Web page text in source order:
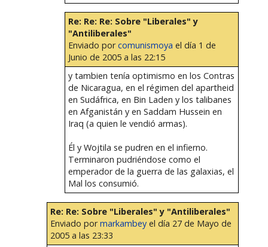
Re: Re: Re: Sobre "Liberales" y
"Antiliberales"
Enviado porcomunismoya el día 1 de
Junio de 2005 a las 22:15
y tambien tenía optimismo en los Contras
de Nicaragua, en el régimen del apartheid
en Sudáfrica, en Bin Laden y los talibanes
en Afganistán y en Saddam Hussein en
Iraq (a quien le vendió armas).
Él y Wojtila se pudren en el infierno.
Terminaron pudriéndose como el
emperador de la guerra de las galaxias, el
Mal los consumió.
Re: Re: Sobre "Liberales" y "Antiliberales"
Enviado pormarkambeyel día 27 de Mayo de
2005 a las 23:33